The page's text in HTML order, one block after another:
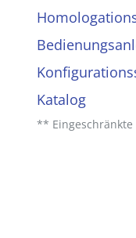
Katalog
** Eingeschränkte